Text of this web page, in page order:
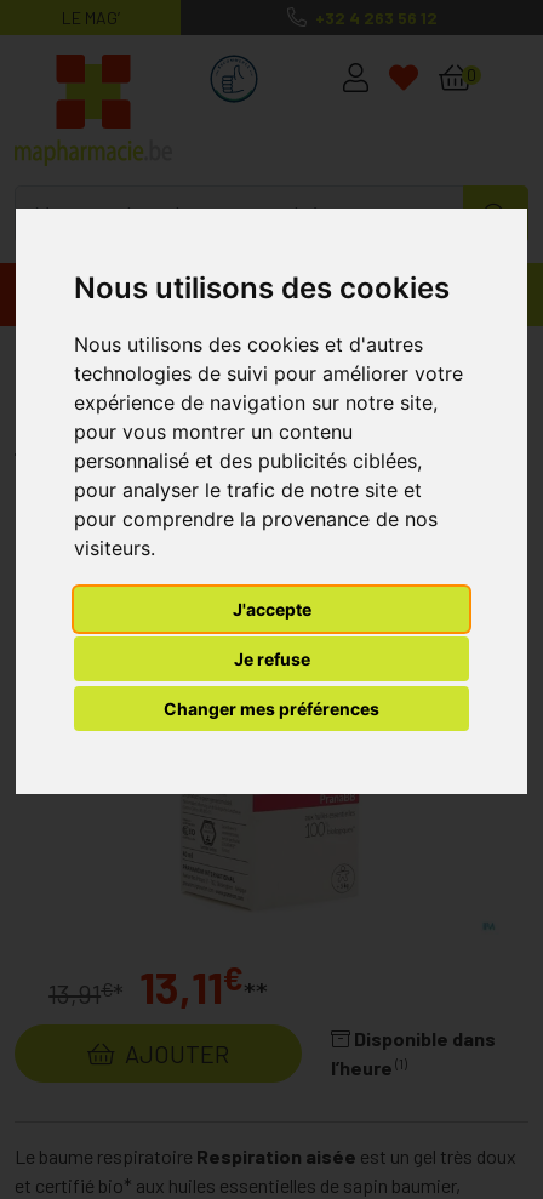
Nous utilisons des cookies
Nous utilisons des cookies et d'autres
technologies de suivi pour améliorer votre
expérience de navigation sur notre site,
pour vous montrer un contenu
personnalisé et des publicités ciblées,
pour analyser le trafic de notre site et
pour comprendre la provenance de nos
visiteurs.
J'accepte
Je refuse
Changer mes préférences
LE MAG’ +32 4 263 56 12
MaPharmacie.be ma santé, mes
0
Promos Produits
Pranabb Baume Pectoral Tube
40ml Pranarom
PRANAROM
13,91€* 13,11€**
AJOUTER
Disponible dans
l’heure (1)
Le baume respiratoire Respiration aisée est un gel très doux
et certifié bio* aux huiles essentielles de sapin baumier,